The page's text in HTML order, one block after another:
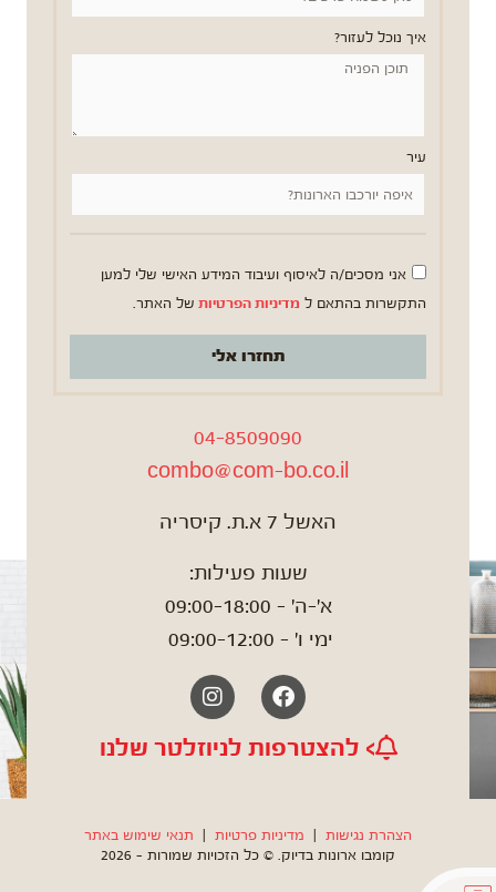
איך נוכל לעזור?
עיר
אני מסכים/ה לאיסוף ועיבוד המידע האישי שלי למען
התקשרות בהתאם ל מדיניות הפרטיות של האתר.
תחזרו אלי
04-8509090
combo@com-bo.co.il
האשל 7 א.ת. קיסריה
שעות פעילות:
א'-ה' – 09:00-18:00
ימי ו' – 09:00-12:00
Facebook
Instagram
> להצטרפות לניוזלטר שלנו
הצהרת נגישות מדיניות פרטיות
תנאי שימוש באתר
קומבו ארונות בדיוק. © כל הזכויות שמורות – 2026